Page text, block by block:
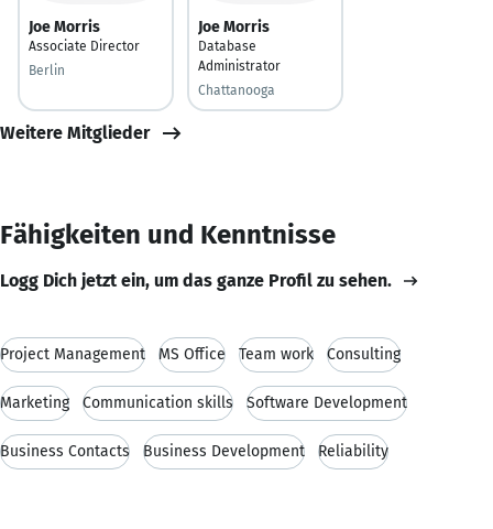
Joe Morris
Associate Director
Berlin
Joe Morris
Database
Administrator
Chattanooga
Weitere Mitglieder
Fähigkeiten und Kenntnisse
Logg Dich jetzt ein, um das ganze Profil zu sehen.
Project Management MS Office Team work Consulting
Marketing Communication skills Software Development
Business Contacts Business Development Reliability